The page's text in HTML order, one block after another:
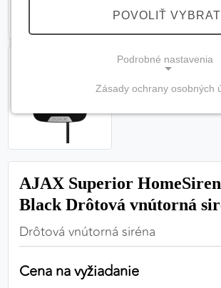
AJAX Superior
Black Drôtová vnútorná
Drôtová vnútorná siréna
Cena na vyžiadanie
POVOLIŤ
Podrobné nastavenia
(vždy aktívne, nemožno vypnúť)
Tieto cookies sú potrebné na
zabezpečiť jej plnú funkčnosť.
PREFERENČNÉ COOKIES
Zásady ochrany osobných